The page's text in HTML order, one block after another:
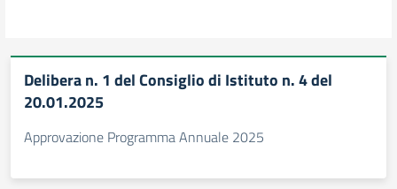
Delibera n. 1 del Consiglio di Istituto n. 4 del
20.01.2025
Approvazione Programma Annuale 2025